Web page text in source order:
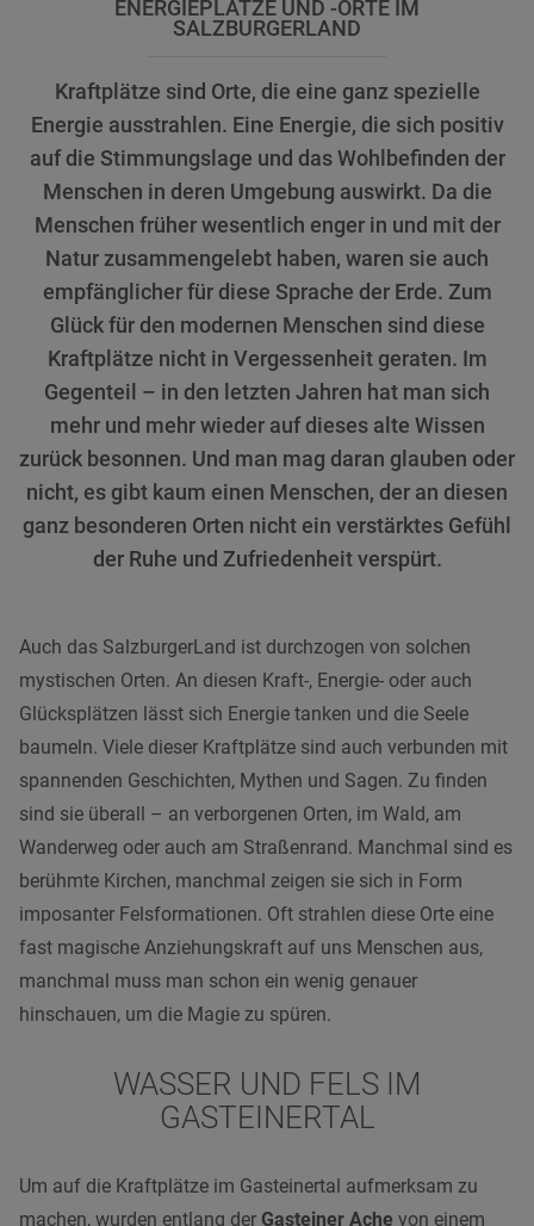
ENERGIEPLÄTZE UND -ORTE IM
SALZBURGERLAND
Kraftplätze sind Orte, die eine ganz spezielle
Energie ausstrahlen. Eine Energie, die sich positiv
auf die Stimmungslage und das Wohlbefinden der
Menschen in deren Umgebung auswirkt. Da die
Menschen früher wesentlich enger in und mit der
Natur zusammengelebt haben, waren sie auch
empfänglicher für diese Sprache der Erde. Zum
Glück für den modernen Menschen sind diese
Kraftplätze nicht in Vergessenheit geraten. Im
Gegenteil – in den letzten Jahren hat man sich
mehr und mehr wieder auf dieses alte Wissen
zurück besonnen. Und man mag daran glauben oder
nicht, es gibt kaum einen Menschen, der an diesen
ganz besonderen Orten nicht ein verstärktes Gefühl
der Ruhe und Zufriedenheit verspürt.
Auch das SalzburgerLand ist durchzogen von solchen
mystischen Orten. An diesen Kraft-, Energie- oder auch
Glücksplätzen lässt sich Energie tanken und die Seele
baumeln. Viele dieser Kraftplätze sind auch verbunden mit
spannenden Geschichten, Mythen und Sagen. Zu finden
sind sie überall – an verborgenen Orten, im Wald, am
Wanderweg oder auch am Straßenrand. Manchmal sind es
berühmte Kirchen, manchmal zeigen sie sich in Form
imposanter Felsformationen. Oft strahlen diese Orte eine
fast magische Anziehungskraft auf uns Menschen aus,
manchmal muss man schon ein wenig genauer
hinschauen, um die Magie zu spüren.
WASSER UND FELS IM
GASTEINERTAL
Um auf die Kraftplätze im Gasteinertal aufmerksam zu
machen, wurden entlang der Gasteiner Ache von einem